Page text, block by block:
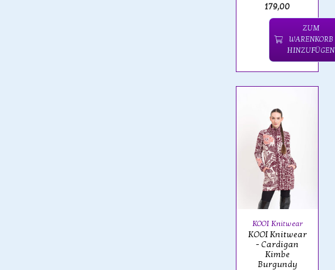
179,00
ZUM
WARENKORB
HINZUFÜGEN
KOOI Knitwear
KOOI Knitwear
- Cardigan
Kimbe
Burgundy